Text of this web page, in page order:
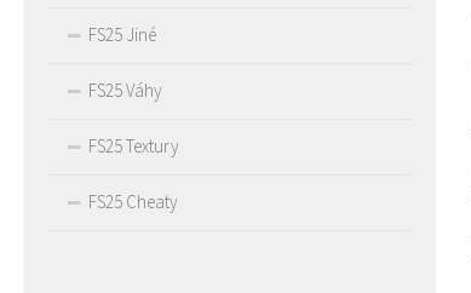
FS25 Jiné
FS25 Váhy
FS25 Textury
FS25 Cheaty